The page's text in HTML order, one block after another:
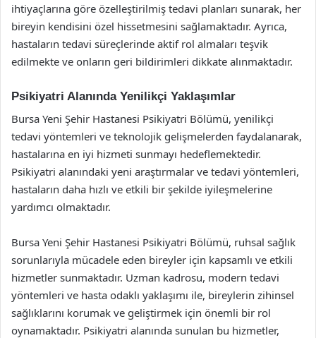
ihtiyaçlarına göre özelleştirilmiş tedavi planları sunarak, her
bireyin kendisini özel hissetmesini sağlamaktadır. Ayrıca,
hastaların tedavi süreçlerinde aktif rol almaları teşvik
edilmekte ve onların geri bildirimleri dikkate alınmaktadır.
Psikiyatri Alanında Yenilikçi Yaklaşımlar
Bursa Yeni Şehir Hastanesi Psikiyatri Bölümü, yenilikçi
tedavi yöntemleri ve teknolojik gelişmelerden faydalanarak,
hastalarına en iyi hizmeti sunmayı hedeflemektedir.
Psikiyatri alanındaki yeni araştırmalar ve tedavi yöntemleri,
hastaların daha hızlı ve etkili bir şekilde iyileşmelerine
yardımcı olmaktadır.
Bursa Yeni Şehir Hastanesi Psikiyatri Bölümü, ruhsal sağlık
sorunlarıyla mücadele eden bireyler için kapsamlı ve etkili
hizmetler sunmaktadır. Uzman kadrosu, modern tedavi
yöntemleri ve hasta odaklı yaklaşımı ile, bireylerin zihinsel
sağlıklarını korumak ve geliştirmek için önemli bir rol
oynamaktadır. Psikiyatri alanında sunulan bu hizmetler,